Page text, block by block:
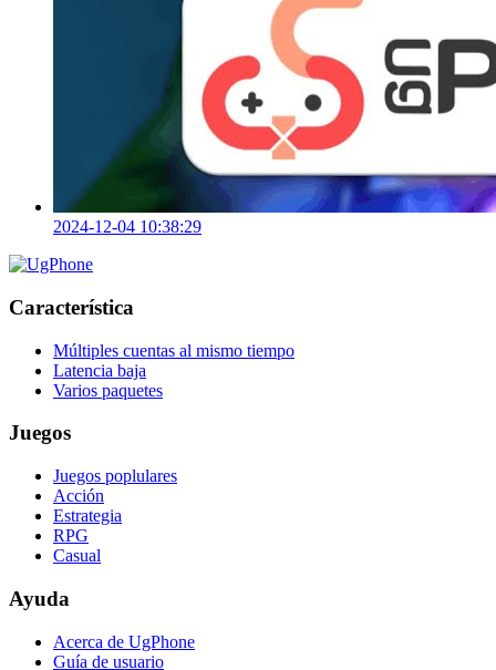
2024-12-04 10:38:29
Característica
Múltiples cuentas al mismo tiempo
Latencia baja
Varios paquetes
Juegos
Juegos poplulares
Acción
Estrategia
RPG
Casual
Ayuda
Acerca de UgPhone
Guía de usuario